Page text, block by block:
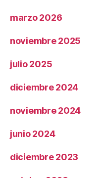
marzo 2026
noviembre 2025
julio 2025
diciembre 2024
noviembre 2024
junio 2024
diciembre 2023